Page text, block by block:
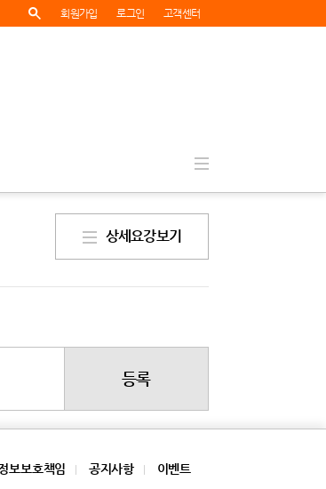
회원가입 로그인 고객센터
상세요강보기
등록
보보호책임 공지사항 이벤트